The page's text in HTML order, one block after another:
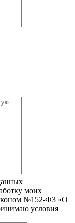
моих
№152-Ф3 «О
условия